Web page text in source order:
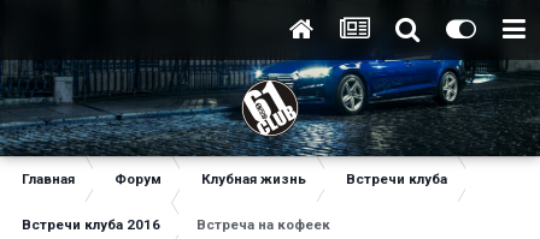
Главная Форум Клубная жизнь Встречи клуба
Встречи клуба 2016 Встреча на кофеек